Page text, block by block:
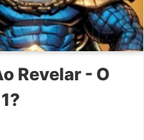
Revelar - O